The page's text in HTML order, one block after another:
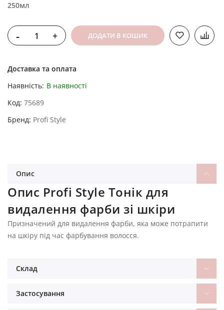
250мл
- + ДОДАТИ В КОШИК
Доставка та оплата
Наявність: В наявності
Код 75689
Бренд Profi Style
Опис
Опис Profi Style Тонік для
видалення фарби зі шкіри
Призначений для видалення фарби, яка може потрапити
на шкіру під час фарбування волосся.
Склад
Застосування